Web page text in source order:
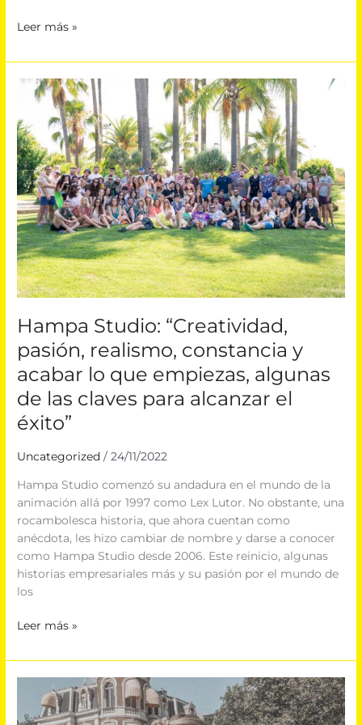
Leer más »
Hampa Studio: “Creatividad,
pasión, realismo, constancia y
acabar lo que empiezas, algunas
de las claves para alcanzar el
éxito”
Uncategorized /24/11/2022
Hampa Studio comenzó su andadura en el mundo de la
animación allá por 1997 como Lex Lutor. No obstante, una
rocambolesca historia, que ahora cuentan como
anécdota, les hizo cambiar de nombre y darse a conocer
como Hampa Studio desde 2006. Este reinicio, algunas
historias empresariales más y su pasión por el mundo de
los
Hampa
Studio:
“Creatividad,
pasión,
realismo,
constancia
y
acabar
lo
que
empiezas,
algunas
de
las
claves
para
alcanzar
éxito”
Leer más »
Lorena
Macías
(@hazmeunafotoasí):